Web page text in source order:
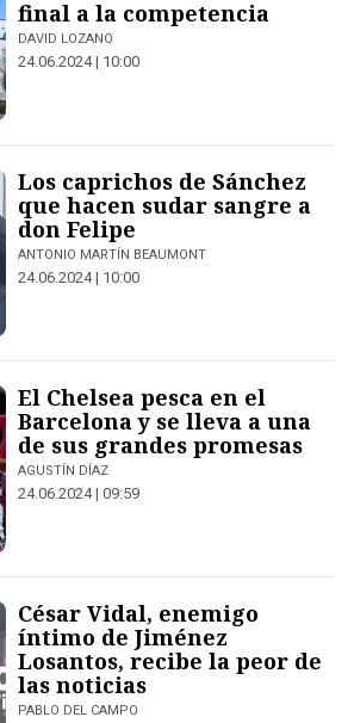
final a la competencia
DAVID LOZANO
24.06.2024 | 10:00
Los caprichos de Sánchez
que hacen sudar sangre a
don Felipe
ANTONIO MARTÍN BEAUMONT
24.06.2024 | 10:00
El Chelsea pesca en el
Barcelona y se lleva a una
de sus grandes promesas
AGUSTÍN DÍAZ
24.06.2024 | 09:59
César Vidal, enemigo
íntimo de Jiménez
Losantos, recibe la peor de
las noticias
PABLO DEL CAMPO